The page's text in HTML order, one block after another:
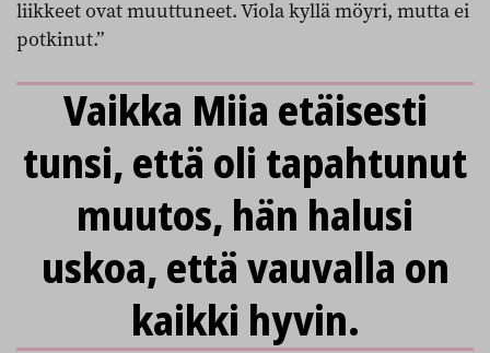
liikkeet ovat muuttuneet. Viola kyllä möyri, mutta ei
potkinut.”
Vaikka Miia etäisesti
tunsi, että oli tapahtunut
muutos, hän halusi
uskoa, että vauvalla on
kaikki hyvin.